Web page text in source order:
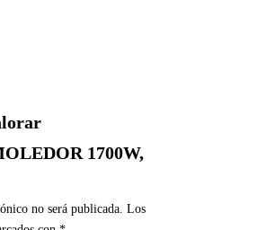
1700W,
no será publicada. Los